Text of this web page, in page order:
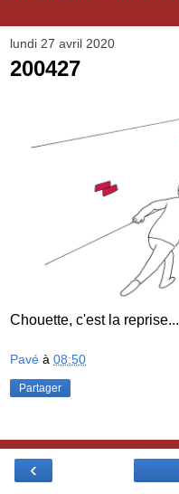
lundi 27 avril 2020
200427
Chouette, c'est la reprise...
Pavé à 08:50
Partager
‹